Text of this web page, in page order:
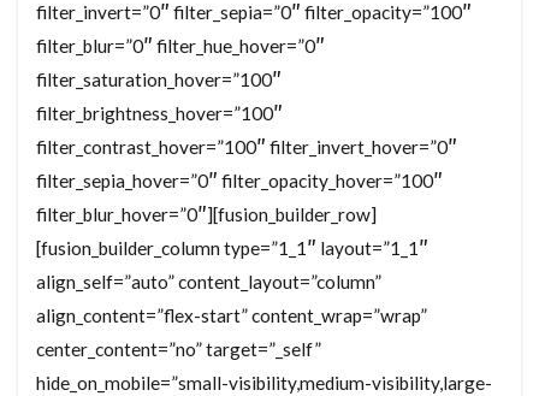
filter_invert=”0″ filter_sepia=”0″ filter_opacity=”100″
filter_blur=”0″ filter_hue_hover=”0″
filter_saturation_hover=”100″
filter_brightness_hover=”100″
filter_contrast_hover=”100″ filter_invert_hover=”0″
filter_sepia_hover=”0″ filter_opacity_hover=”100″
filter_blur_hover=”0″][fusion_builder_row]
[fusion_builder_column type=”1_1″ layout=”1_1″
align_self=”auto” content_layout=”column”
align_content=”flex-start” content_wrap=”wrap”
center_content=”no” target=”_self”
hide_on_mobile=”small-visibility,medium-visibility,large-